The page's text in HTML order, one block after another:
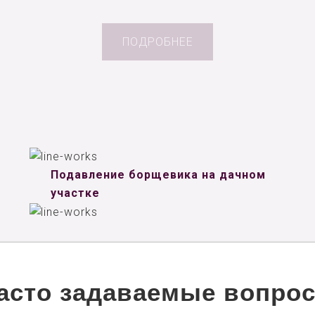
ПОДРОБНЕЕ
Подавление борщевика на дачном
участке
задаваемые